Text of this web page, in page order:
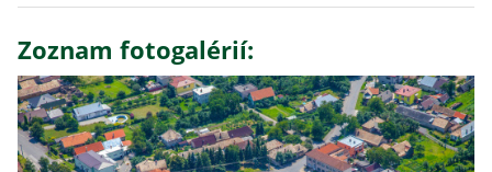
Zoznam fotogalérií: